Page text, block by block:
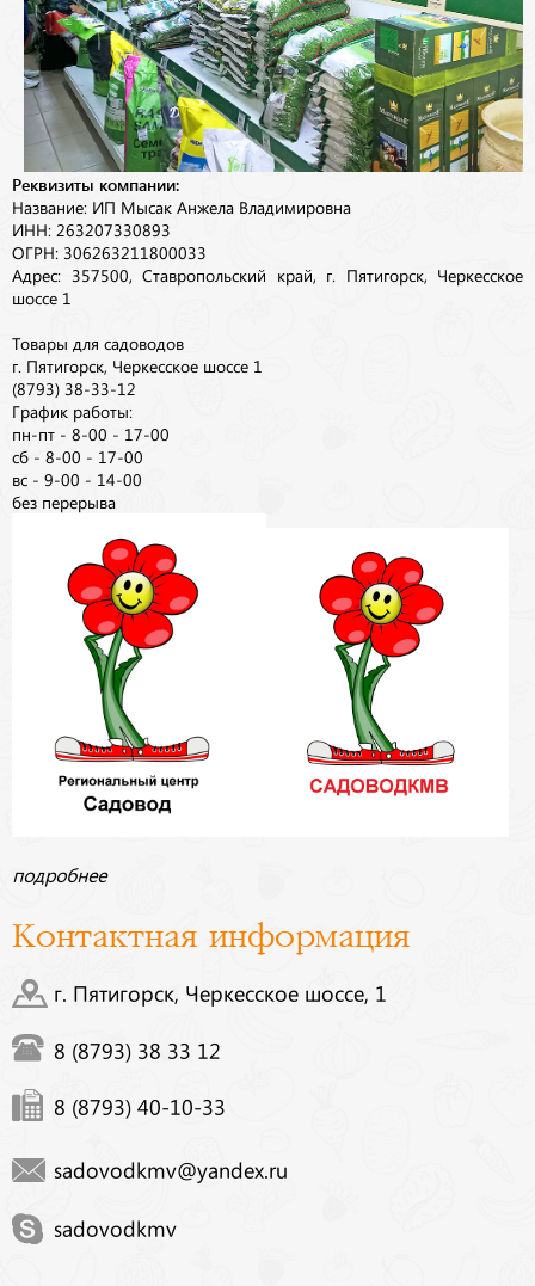
Реквизиты компании:
Название: ИП Мысак Анжела Владимировна
ИНН: 263207330893
ОГРН: 306263211800033
Адрес: 357500, Ставропольский край, г. Пятигорск, Черкесское
шоссе 1
Товары для садоводов
г. Пятигорск, Черкесское шоссе 1
(8793) 38-33-12
График работы:
пн-пт - 8-00 - 17-00
сб - 8-00 - 17-00
вс - 9-00 - 14-00
без перерыва
подробнее
Контактная информация
г. Пятигорск, Черкесское шоссе, 1
8 (8793) 38 33 12
8 (8793) 40-10-33
sadovodkmv@yandex.ru
sadovodkmv